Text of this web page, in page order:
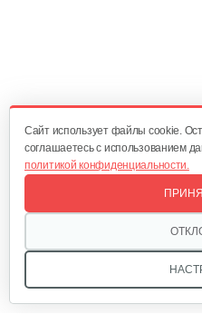
Cайт использует файлы cookie.
соглашаетесь с использованием
политикой конфиденциальности.